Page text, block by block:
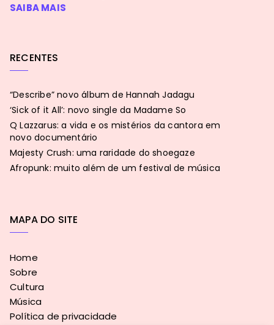
SAIBA MAIS
RECENTES
“Describe” novo álbum de Hannah Jadagu
‘Sick of it All’: novo single da Madame So
Q Lazzarus: a vida e os mistérios da cantora em
novo documentário
Majesty Crush: uma raridade do shoegaze
Afropunk: muito além de um festival de música
MAPA DO SITE
Home
Sobre
Cultura
Música
Política de privacidade